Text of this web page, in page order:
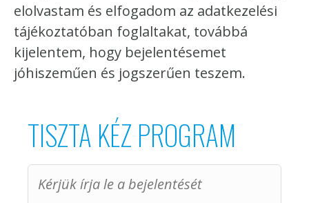
elolvastam és elfogadom az adatkezelési
tájékoztatóban foglaltakat, továbbá
kijelentem, hogy bejelentésemet
jóhiszeműen és jogszerűen teszem.